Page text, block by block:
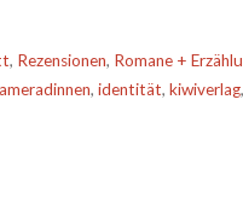
, Rezensionen, Romane +
,identität,kiwiverlag